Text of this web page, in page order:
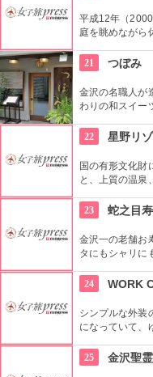
平成12年（
庭を眺めながら
色を楽しみたい。
21 つぼみ
金沢の名職人が
わりの和スイー
な国産本蕨・本
22 星野リ
国の有形文化財
と、上質の温泉
23
蛇之目
金沢一の老舗お
タにもシャリに
でも安心♪
24 WORK
シンプルな外装
になっていて、
い。素材や仕立
25 金沢聖